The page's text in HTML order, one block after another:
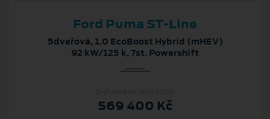
Ford Puma ST-Line
5dveřová, 1.0 EcoBoost Hybrid (mHEV)
92 kW/125 k, 7st. Powershift
569 400 Kč